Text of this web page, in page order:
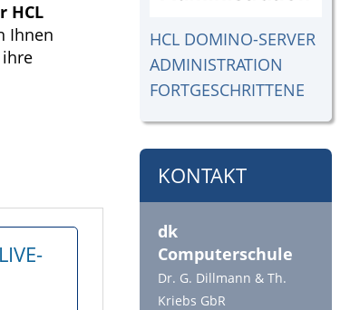
HCL
Ihnen
HCL DOMINO-SERVER
ADMINISTRATION
FORTGESCHRITTENE
KONTAKT
dk
Computerschule
Dr. G. Dillmann & Th.
Kriebs GbR